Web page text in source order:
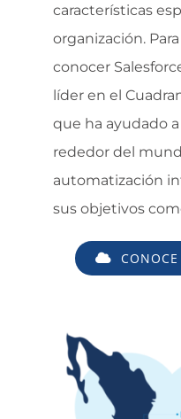
características
organización.
conocer
líder en el
que ha ayudado
rededor del
automatización
sus objetivos
CONOCE